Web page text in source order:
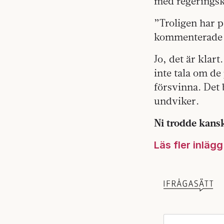
”Troligen har
Jo, det är
inte tala om
försvinna. Det
undviker.
Ni trodde
Läs fler